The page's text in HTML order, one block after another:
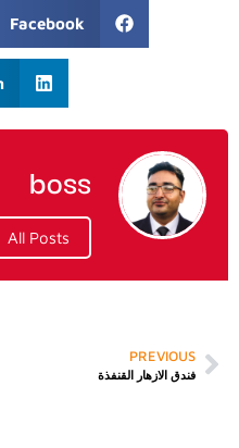
Facebook
boss
All Posts
PREVIOUS
فندق الازهار القنفذة